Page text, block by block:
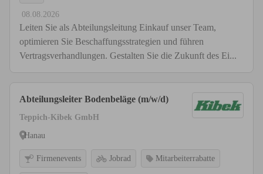
08.08.2026
Leiten Sie als Abteilungsleitung Einkauf unser Team,
optimieren Sie Beschaffungsstrategien und führen
Vertragsverhandlungen. Gestalten Sie die Zukunft des Ei...
Abteilungsleiter Bodenbeläge (m/w/d)
Teppich-Kibek GmbH
Hanau
Firmenevents Jobrad Mitarbeiterrabatte